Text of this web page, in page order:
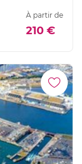
À partir de
210 €